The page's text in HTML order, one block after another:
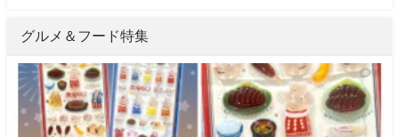
グルメ＆フード特集